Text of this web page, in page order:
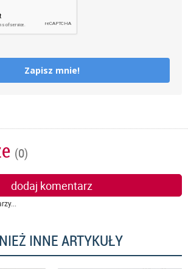
Zapisz mnie!
(0)
dodaj komentarz
INNE ARTYKUŁY